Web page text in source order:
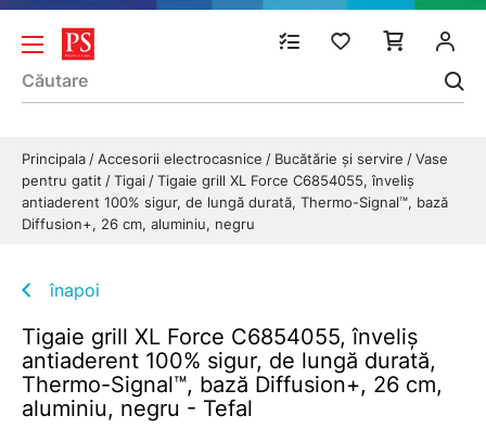
Principala Accesorii electrocasnice Bucătărie și servire
Vase
pentru gatit
Tigai
Tigaie grill XL Force C6854055, înveliș
antiaderent 100% sigur, de lungă durată, Thermo-Signal™, bază
Diffusion+, 26 cm, aluminiu, negru
înapoi
Tigaie grill XL Force C6854055, înveliș
antiaderent 100% sigur, de lungă durată,
Thermo-Signal™, bază Diffusion+, 26 cm,
aluminiu, negru - Tefal